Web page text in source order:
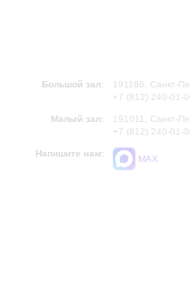
Большой зал:
191186, Санкт-
+7 (812) 240-01-
Малый зал:
191011, Санкт-
+7 (812) 240-01-
Напишите нам:
MAX